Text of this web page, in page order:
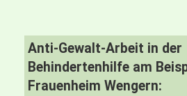
Anti-Gewalt-Arbeit in der
Behindertenhilfe am
Frauenheim Wengern: